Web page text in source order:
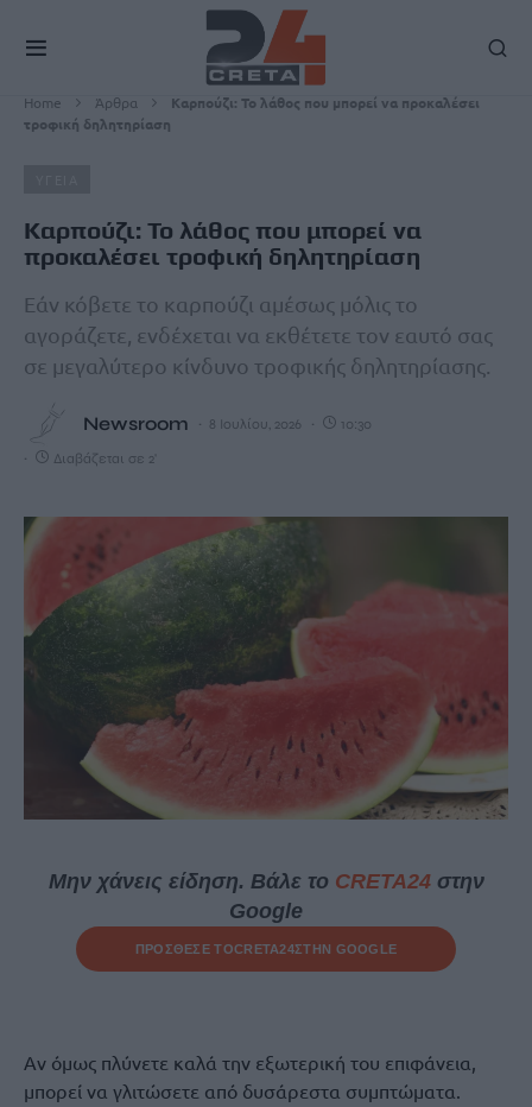
Home Άρθρα
Καρπούζι: Το λάθος που μπορεί να προκαλέσει
τροφική δηλητηρίαση
Καρπούζι: Το λάθος που μπορεί να
προκαλέσει τροφική δηλητηρίαση
Εάν κόβετε το καρπούζι αμέσως μόλις το
αγοράζετε, ενδέχεται να εκθέτετε τον εαυτό σας
σε μεγαλύτερο κίνδυνο τροφικής δηλητηρίασης.
Newsroom 8 Ιουλίου, 2026 10:30
Διαβάζεται σε 2'
Μην χάνεις είδηση. Βάλε το CRETA24στην
Google
ΠΡΟΣΘΕΣΕ ΤΟCRETA24ΣΤΗΝ GOOGLE
Αν όμως πλύνετε καλά την εξωτερική του επιφάνεια,
μπορεί να γλιτώσετε από δυσάρεστα συμπτώματα.